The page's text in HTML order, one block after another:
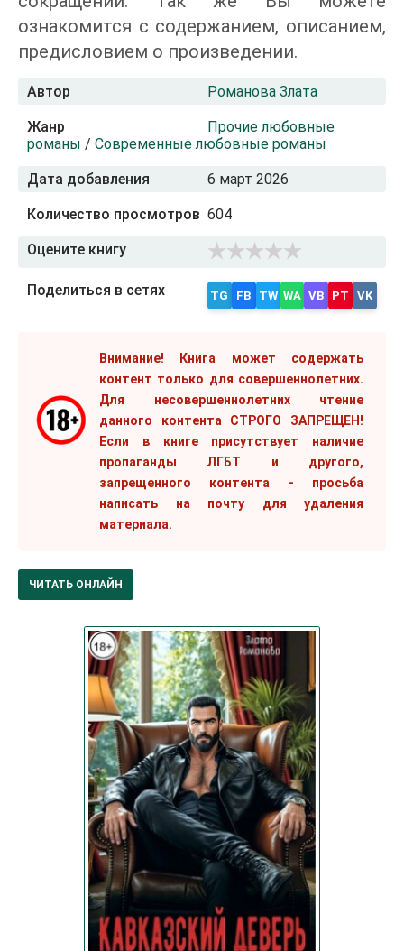
ознакомится с содержанием, описанием,
предисловием о произведении.
Автор Романова Злата
Жанр
Прочие любовные
романы / Современные любовные романы
Дата добавления 6 март 2026
Количество просмотров 604
Оцените книгу
Поделиться в сетях TG FB TW WA VB PT VK
Внимание! Книга может содержать
контент только для совершеннолетних.
Для несовершеннолетних чтение
данного контента СТРОГО ЗАПРЕЩЕН!
Если в книге присутствует наличие
пропаганды ЛГБТ и другого,
запрещенного контента - просьба
написать на почту для удаления
материала.
ЧИТАТЬ ОНЛАЙН